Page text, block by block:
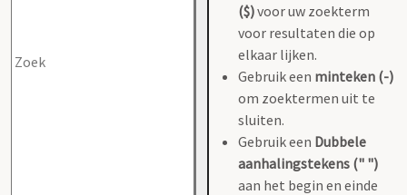
($)voor uw zoekterm
voor resultaten die op
elkaar lijken.
Gebruik een minteken (-)
om zoektermen uit te
sluiten.
Gebruik een Dubbele
aanhalingstekens (" ")
aan het begin en einde